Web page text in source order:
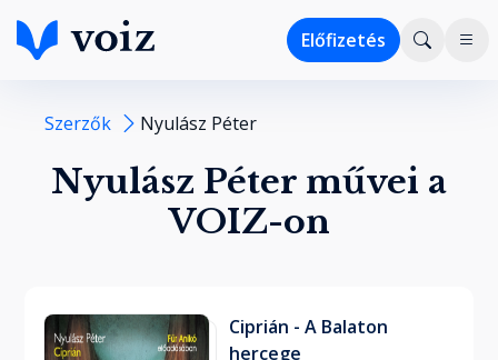
Előfizetés
Szerzők Nyulász Péter
Nyulász Péter művei a
VOIZ-on
Ciprián - A Balaton
hercege